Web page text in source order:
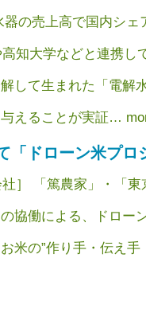
器の売上高で国内シェ
知大学などと連携し
して生まれた「電解
えることが実証…
「ドローン米プロ
］ 「篤農家」・「東
協働による、ドロー
米の”作り手・伝え手